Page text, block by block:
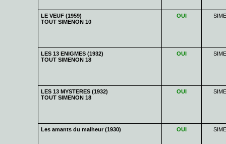
LE VEUF (1959)
TOUT SIMENON 10
OUI
LES 13 ENIGMES (1932)
TOUT SIMENON 18
OUI
LES 13 MYSTERES (1932)
TOUT SIMENON 18
OUI
Les amants du malheur (1930) OUI